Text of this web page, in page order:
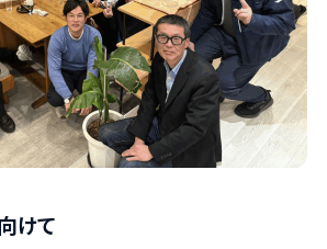
けて